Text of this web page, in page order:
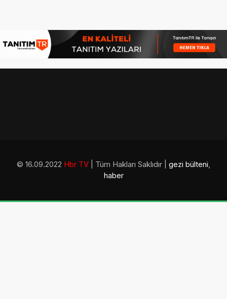
© 16.09.2022 Hbr TV | Tüm Hakları Saklıdır | gezi bülteni,
haber